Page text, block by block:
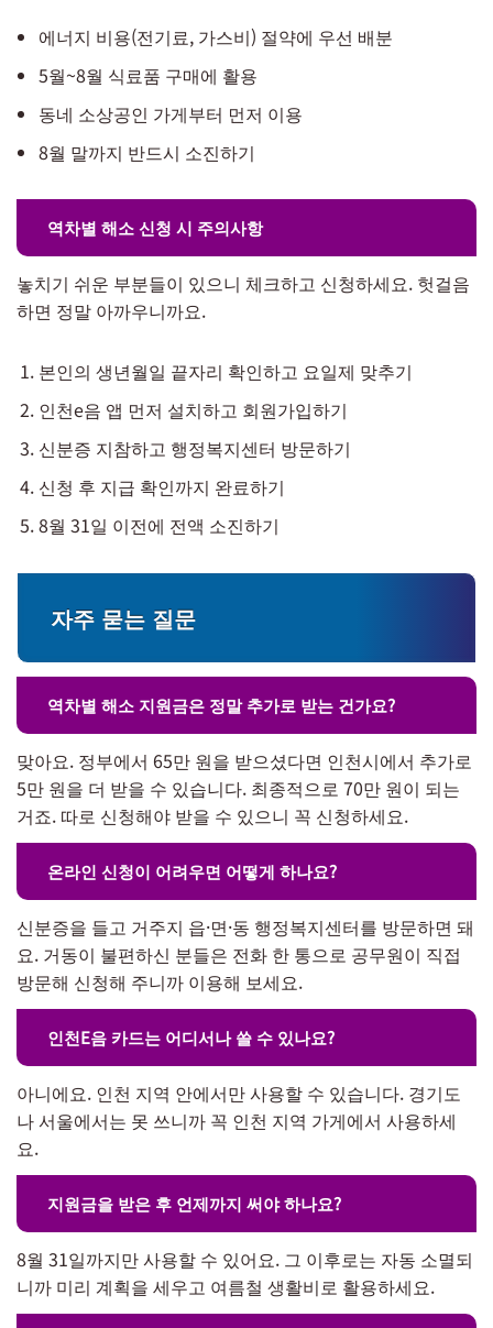
에너지 비용(전기료, 가스비) 절약에 우선 배분
5월~8월 식료품 구매에 활용
동네 소상공인 가게부터 먼저 이용
8월 말까지 반드시 소진하기
역차별 해소 신청 시 주의사항
놓치기 쉬운 부분들이 있으니 체크하고 신청하세요. 헛걸음
하면 정말 아까우니까요.
본인의 생년월일 끝자리 확인하고 요일제 맞추기
인천e음 앱 먼저 설치하고 회원가입하기
신분증 지참하고 행정복지센터 방문하기
신청 후 지급 확인까지 완료하기
8월 31일 이전에 전액 소진하기
자주 묻는 질문
역차별 해소 지원금은 정말 추가로 받는 건가요?
맞아요. 정부에서 65만 원을 받으셨다면 인천시에서 추가로
5만 원을 더 받을 수 있습니다. 최종적으로 70만 원이 되는
거죠. 따로 신청해야 받을 수 있으니 꼭 신청하세요.
온라인 신청이 어려우면 어떻게 하나요?
신분증을 들고 거주지 읍·면·동 행정복지센터를 방문하면 돼
요. 거동이 불편하신 분들은 전화 한 통으로 공무원이 직접
방문해 신청해 주니까 이용해 보세요.
인천E음 카드는 어디서나 쓸 수 있나요?
아니에요. 인천 지역 안에서만 사용할 수 있습니다. 경기도
나 서울에서는 못 쓰니까 꼭 인천 지역 가게에서 사용하세
요.
지원금을 받은 후 언제까지 써야 하나요?
8월 31일까지만 사용할 수 있어요. 그 이후로는 자동 소멸되
니까 미리 계획을 세우고 여름철 생활비로 활용하세요.